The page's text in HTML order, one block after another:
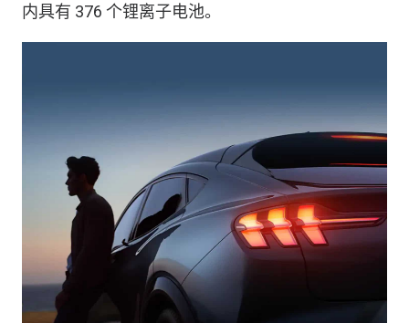
内具有 376 个锂离子电池。